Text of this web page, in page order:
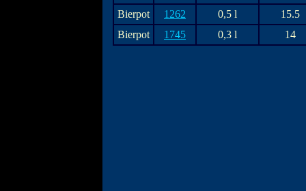
Bierpot
1262 0,5 l
15.5
Bierpot
1745 0,3 l 14